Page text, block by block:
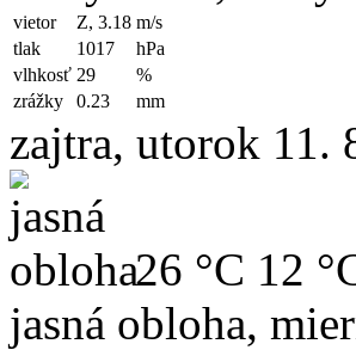
vietor Z, 3.18 m/s
tlak
1017
hPa
vlhkosť 29
%
zrážky
0.23 mm
zajtra, utorok 11.
26 °C 12
jasná obloha,